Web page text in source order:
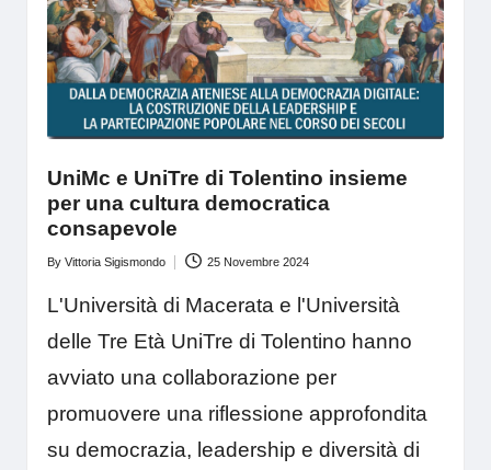
UniMc e UniTre di Tolentino insieme
per una cultura democratica
consapevole
Posted
By Vittoria Sigismondo 25 Novembre 2024
L'Università di Macerata e l'Università
delle Tre Età UniTre di Tolentino hanno
avviato una collaborazione per
promuovere una riflessione approfondita
su democrazia, leadership e diversità di